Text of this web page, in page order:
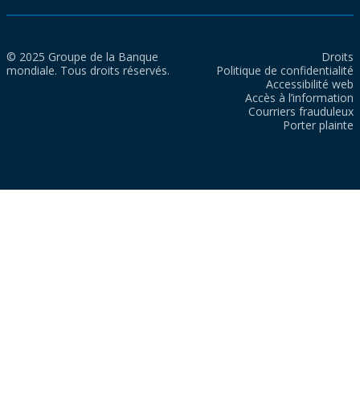
© 2025 Groupe de la Banque
mondiale. Tous droits réservés.
Droits
Politique de confidentialité
Accessibilité web
Accès à l’information
Courriers frauduleux
Porter plainte